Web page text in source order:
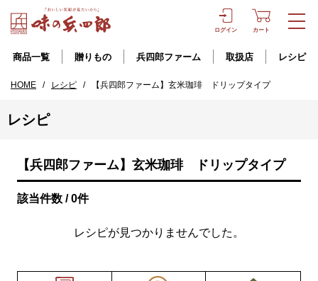
ログイン カート
商品一覧 贈りもの 兵四郎ファーム 取扱店 レシピ
HOME / レシピ / 【兵四郎ファーム】玄米珈琲 ドリップタイプ
レシピ
【兵四郎ファーム】玄米珈琲 ドリップタイプ
該当件数 / 0件
レシピが見つかりませんでした。